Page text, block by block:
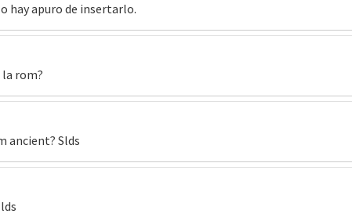
hay apuro de insertarlo.
rom?
ancient? Slds